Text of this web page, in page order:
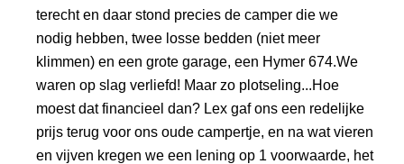
terecht en daar stond precies de camper die we
nodig hebben, twee losse bedden (niet meer
klimmen) en een grote garage, een Hymer 674.We
waren op slag verliefd! Maar zo plotseling...Hoe
moest dat financieel dan? Lex gaf ons een redelijke
prijs terug voor ons oude campertje, en na wat vieren
en vijven kregen we een lening op 1 voorwaarde, het